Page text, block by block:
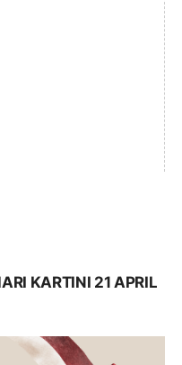
KARTINI 21 APRIL